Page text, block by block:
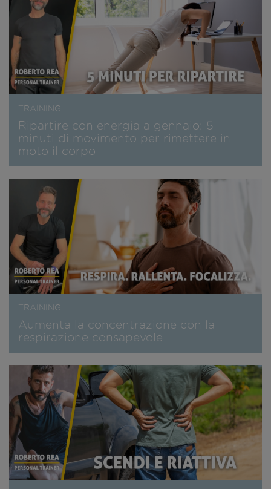
TRAINING
Ripartire con energia a gennaio: 5
minuti di movimento per rimettere in
moto il corpo
TRAINING
Aumenta la concentrazione con la
respirazione consapevole